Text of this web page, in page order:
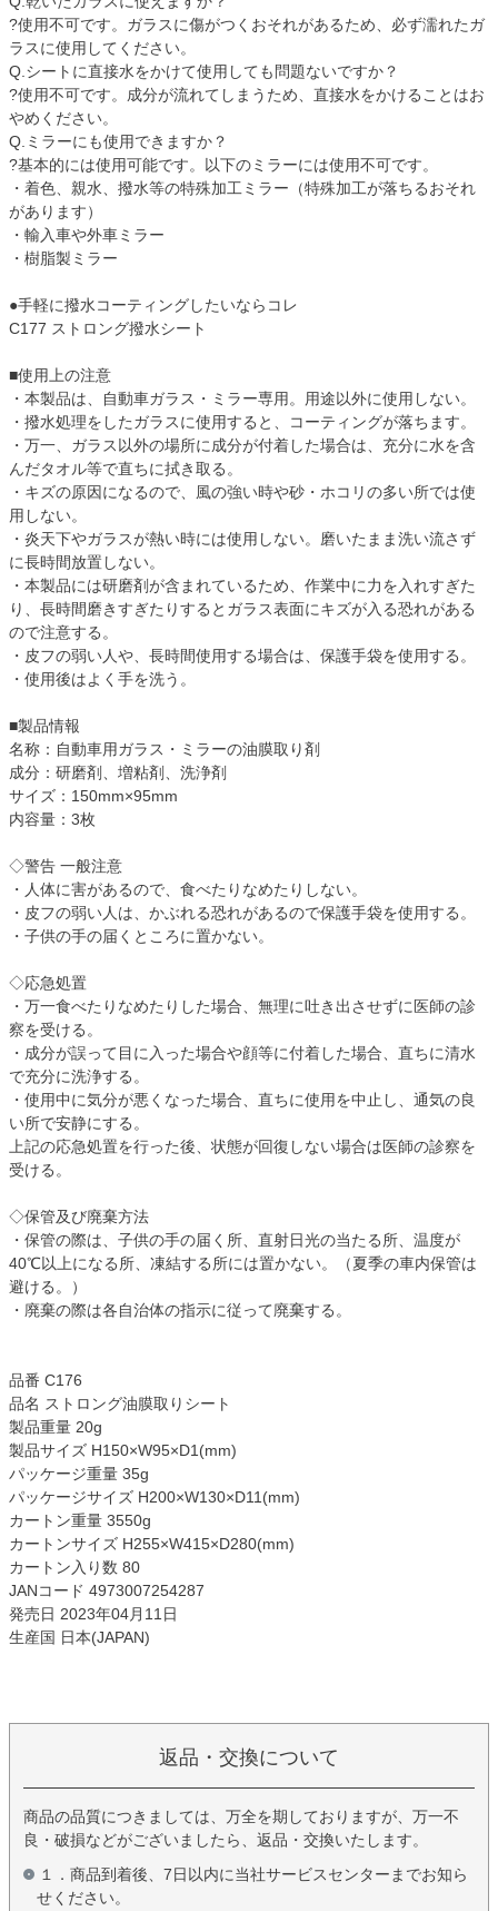
?使用不可です。ガラスに傷がつくおそれがあるため、必ず濡れたガ
ラスに使用してください。
Q.シートに直接水をかけて使用しても問題ないですか？
?使用不可です。成分が流れてしまうため、直接水をかけることはお
やめください。
Q.ミラーにも使用できますか？
?基本的には使用可能です。以下のミラーには使用不可です。
・着色、親水、撥水等の特殊加工ミラー（特殊加工が落ちるおそれ
があります）
・輸入車や外車ミラー
・樹脂製ミラー
●手軽に撥水コーティングしたいならコレ
C177 ストロング撥水シート
■使用上の注意
・本製品は、自動車ガラス・ミラー専用。用途以外に使用しない。
・撥水処理をしたガラスに使用すると、コーティングが落ちます。
・万一、ガラス以外の場所に成分が付着した場合は、充分に水を含
んだタオル等で直ちに拭き取る。
・キズの原因になるので、風の強い時や砂・ホコリの多い所では使
用しない。
・炎天下やガラスが熱い時には使用しない。磨いたまま洗い流さず
に長時間放置しない。
・本製品には研磨剤が含まれているため、作業中に力を入れすぎた
り、長時間磨きすぎたりするとガラス表面にキズが入る恐れがある
ので注意する。
・皮フの弱い人や、長時間使用する場合は、保護手袋を使用する。
・使用後はよく手を洗う。
■製品情報
名称：自動車用ガラス・ミラーの油膜取り剤
成分：研磨剤、増粘剤、洗浄剤
サイズ：150mm×95mm
内容量：3枚
◇警告 一般注意
・人体に害があるので、食べたりなめたりしない。
・皮フの弱い人は、かぶれる恐れがあるので保護手袋を使用する。
・子供の手の届くところに置かない。
◇応急処置
・万一食べたりなめたりした場合、無理に吐き出させずに医師の診
察を受ける。
・成分が誤って目に入った場合や顔等に付着した場合、直ちに清水
で充分に洗浄する。
・使用中に気分が悪くなった場合、直ちに使用を中止し、通気の良
い所で安静にする。
上記の応急処置を行った後、状態が回復しない場合は医師の診察を
受ける。
◇保管及び廃棄方法
・保管の際は、子供の手の届く所、直射日光の当たる所、温度が
40℃以上になる所、凍結する所には置かない。（夏季の車内保管は
避ける。）
・廃棄の際は各自治体の指示に従って廃棄する。
品番 C176
品名 ストロング油膜取りシート
製品重量 20g
製品サイズ H150×W95×D1(mm)
パッケージ重量 35g
パッケージサイズ H200×W130×D11(mm)
カートン重量 3550g
カートンサイズ H255×W415×D280(mm)
カートン入り数 80
JANコード 4973007254287
発売日 2023年04月11日
生産国 日本(JAPAN)
返品・交換について
商品の品質につきましては、万全を期しておりますが、万一不
良・破損などがございましたら、返品・交換いたします。
１．商品到着後、7日以内に当社サービスセンターまでお知ら
せください。